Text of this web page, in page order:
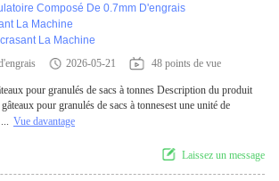
Composé De 0.7mm D'engrais
La Machine
La Machine
2026-05-21 48 points de vue
pour granulés de sacs à tonnes Description du produit
pour granulés de sacs à tonnesest une unité de
Vue davantage
Laissez un message